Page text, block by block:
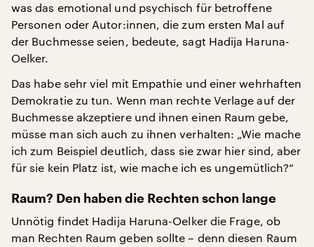
was das emotional und psychisch für betroffene
Personen oder Autor:innen, die zum ersten Mal auf
der Buchmesse seien, bedeute, sagt Hadija Haruna-
Oelker.
Das habe sehr viel mit Empathie und einer wehrhaften
Demokratie zu tun. Wenn man rechte Verlage auf der
Buchmesse akzeptiere und ihnen einen Raum gebe,
müsse man sich auch zu ihnen verhalten: „Wie mache
ich zum Beispiel deutlich, dass sie zwar hier sind, aber
für sie kein Platz ist, wie mache ich es ungemütlich?“
Raum? Den haben die Rechten schon lange
Unnötig findet Hadija Haruna-Oelker die Frage, ob
man Rechten Raum geben sollte – denn diesen Raum